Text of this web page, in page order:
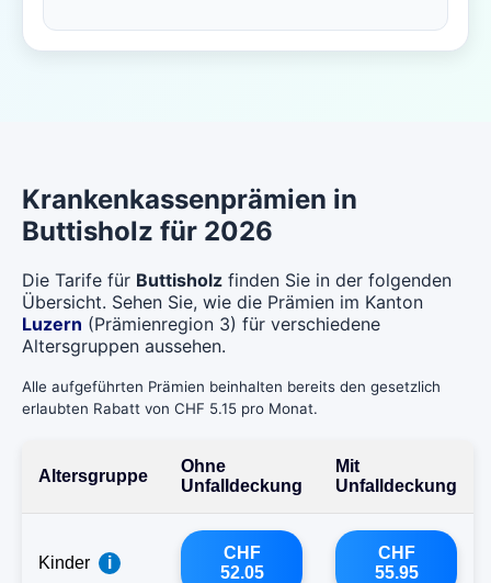
Krankenkassenprämien in
Buttisholz für 2026
Die Tarife für Buttisholz finden Sie in der folgenden
Übersicht. Sehen Sie, wie die Prämien im Kanton
Luzern (Prämienregion 3) für verschiedene
Altersgruppen aussehen.
Alle aufgeführten Prämien beinhalten bereits den gesetzlich
erlaubten Rabatt von CHF 5.15 pro Monat.
Altersgruppe
Ohne
Unfalldeckung
Mit
Unfalldeckung
Kinder i
CHF
52.05
CHF
55.95